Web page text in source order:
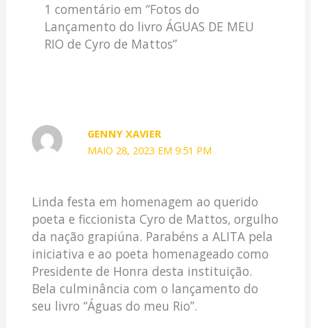
1 comentário em “Fotos do
Lançamento do livro ÁGUAS DE MEU
RIO de Cyro de Mattos”
GENNY XAVIER
MAIO 28, 2023 EM 9:51 PM
Linda festa em homenagem ao querido
poeta e ficcionista Cyro de Mattos, orgulho
da nação grapiúna. Parabéns a ALITA pela
iniciativa e ao poeta homenageado como
Presidente de Honra desta instituição.
Bela culminância com o lançamento do
seu livro “Águas do meu Rio”.